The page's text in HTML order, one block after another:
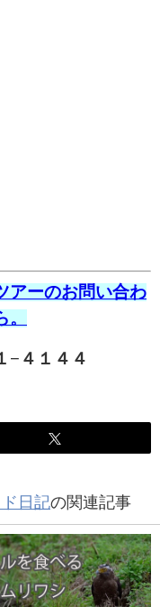
アーのお問い合わ
４１４４
日記の関連記事